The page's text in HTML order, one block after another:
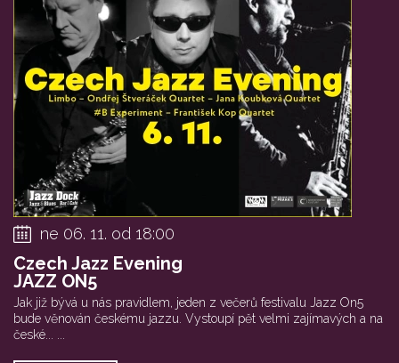
ne 06. 11. od 18:00
Czech Jazz Evening
JAZZ ON5
Jak již bývá u nás pravidlem, jeden z večerů festivalu Jazz On5
bude věnován českému jazzu. Vystoupí pět velmi zajímavých a na
české... ...